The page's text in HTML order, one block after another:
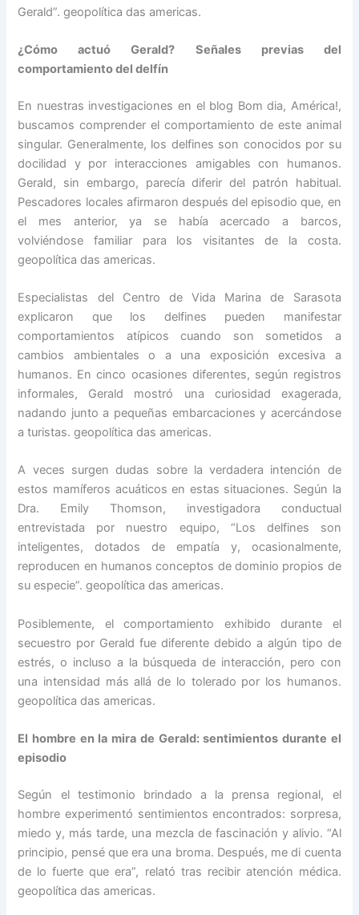
Gerald”. geopolítica das americas.
¿Cómo actuó Gerald? Señales previas del
comportamiento del delfín
En nuestras investigaciones en el blog Bom dia, América!,
buscamos comprender el comportamiento de este animal
singular. Generalmente, los delfines son conocidos por su
docilidad y por interacciones amigables con humanos.
Gerald, sin embargo, parecía diferir del patrón habitual.
Pescadores locales afirmaron después del episodio que, en
el mes anterior, ya se había acercado a barcos,
volviéndose familiar para los visitantes de la costa.
geopolítica das americas.
Especialistas del Centro de Vida Marina de Sarasota
explicaron que los delfines pueden manifestar
comportamientos atípicos cuando son sometidos a
cambios ambientales o a una exposición excesiva a
humanos. En cinco ocasiones diferentes, según registros
informales, Gerald mostró una curiosidad exagerada,
nadando junto a pequeñas embarcaciones y acercándose
a turistas. geopolítica das americas.
A veces surgen dudas sobre la verdadera intención de
estos mamíferos acuáticos en estas situaciones. Según la
Dra. Emily Thomson, investigadora conductual
entrevistada por nuestro equipo, “Los delfines son
inteligentes, dotados de empatía y, ocasionalmente,
reproducen en humanos conceptos de dominio propios de
su especie”. geopolítica das americas.
Posiblemente, el comportamiento exhibido durante el
secuestro por Gerald fue diferente debido a algún tipo de
estrés, o incluso a la búsqueda de interacción, pero con
una intensidad más allá de lo tolerado por los humanos.
geopolítica das americas.
El hombre en la mira de Gerald: sentimientos durante el
episodio
Según el testimonio brindado a la prensa regional, el
hombre experimentó sentimientos encontrados: sorpresa,
miedo y, más tarde, una mezcla de fascinación y alivio. “Al
principio, pensé que era una broma. Después, me di cuenta
de lo fuerte que era”, relató tras recibir atención médica.
geopolítica das americas.